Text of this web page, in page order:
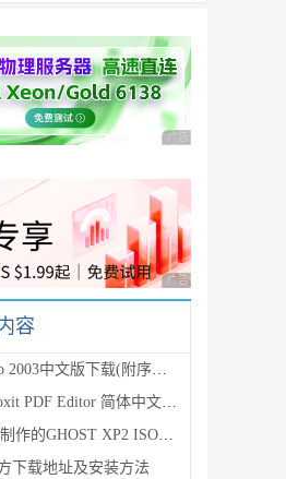
广告 商业广告，理性
广告 商业广告，理性
容
中文版下载(附序列号
PDF Editor 简体中文版附
GHOST XP2 ISO镜像系统 下载
下载地址及安装方法